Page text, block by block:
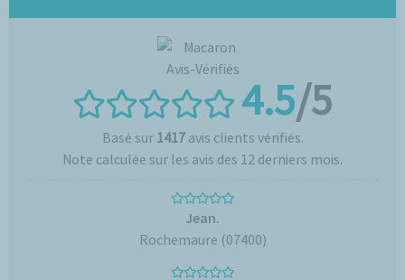
4.5/5
Basé sur 1417avis clients vérifiés.
Note calculée sur les avis des 12 derniers mois.
Jean.
Rochemaure (07400)